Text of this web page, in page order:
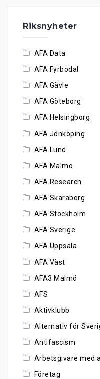
Riksnyheter
AFA Data
AFA Fyrbodal
AFA Gävle
AFA Göteborg
AFA Helsingborg
AFA Jönköping
AFA Lund
AFA Malmö
AFA Research
AFA Skaraborg
AFA Stockholm
AFA Sverige
AFA Uppsala
AFA Väst
AFA3 Malmö
AFS
Aktivklubb
Alternativ för
Antifascism
Arbetsgivare med
Företag